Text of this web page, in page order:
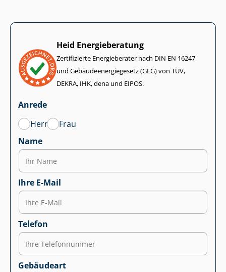
Heid Energieberatung
Zertifizierte Energieberater nach DIN EN 16247
und Ge­bäu­de­en­er­gie­ge­setz (GEG) von TÜV,
DEKRA, IHK, dena und EIPOS.
Anrede
Herr
Frau
Name
Ihre E-Mail
Telefon
Gebäudeart